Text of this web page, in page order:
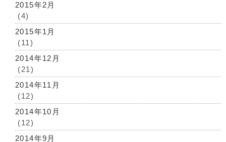
2015年2月
(4)
2015年1月
(11)
2014年12月
(21)
2014年11月
(12)
2014年10月
(12)
2014年9月